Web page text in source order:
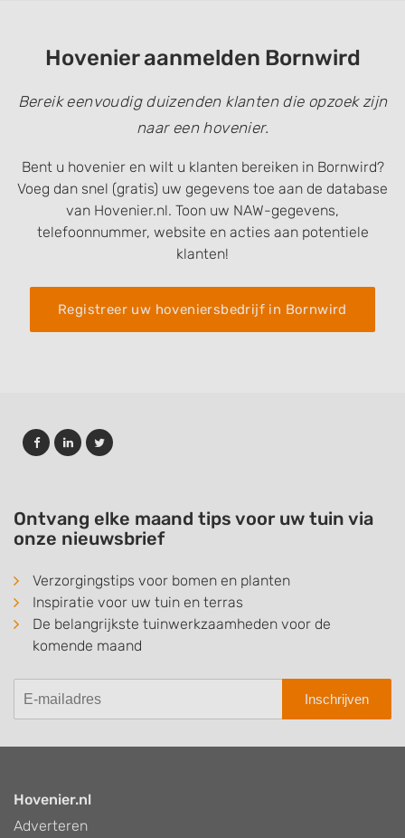
Hovenier aanmelden Bornwird
Bereik eenvoudig duizenden klanten die opzoek zijn
naar een hovenier.
Bent u hovenier en wilt u klanten bereiken in Bornwird?
Voeg dan snel (gratis) uw gegevens toe aan de database
van Hovenier.nl. Toon uw NAW-gegevens,
telefoonnummer, website en acties aan potentiele
klanten!
Registreer uw hoveniersbedrijf in Bornwird
Ontvang elke maand tips voor uw tuin via
onze nieuwsbrief
Verzorgingstips voor bomen en planten
Inspiratie voor uw tuin en terras
De belangrijkste tuinwerkzaamheden voor de
komende maand
Inschrijven
Hovenier.nl
Adverteren